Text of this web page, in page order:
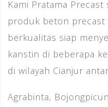
Kami Pratama
produk beton precast
berkualitas siap
kanstin di beberapa
di wilayah Cianjur
Agrabinta,